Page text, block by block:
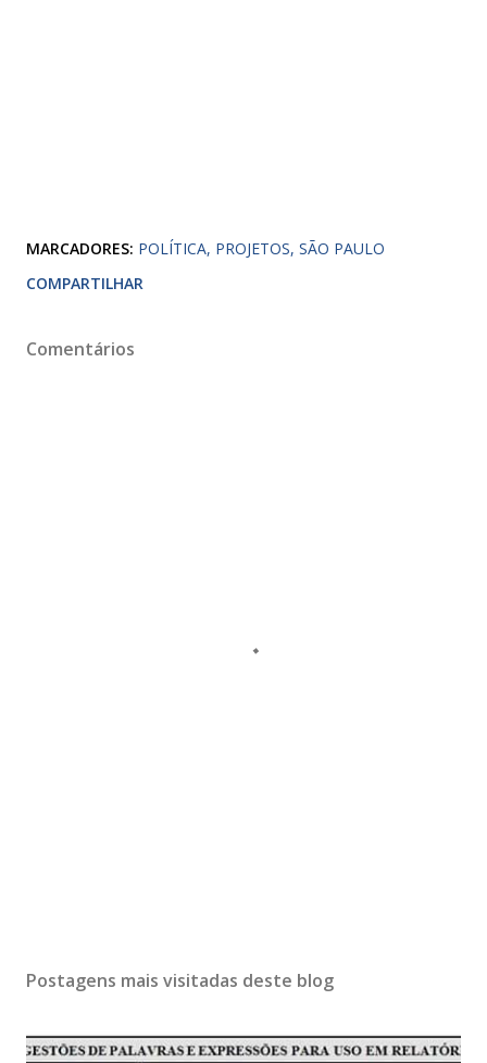
MARCADORES: POLÍTICA PROJETOS SÃO PAULO
COMPARTILHAR
Comentários
Postagens mais visitadas deste blog